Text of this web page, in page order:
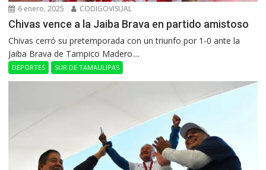
6 enero, 2025 CODIGOVISUAL
Chivas vence a la Jaiba Brava en partido amistoso
Chivas cerró su pretemporada con un triunfo por 1-0 ante la
Jaiba Brava de Tampico Madero....
DEPORTES SUR DE TAMAULIPAS